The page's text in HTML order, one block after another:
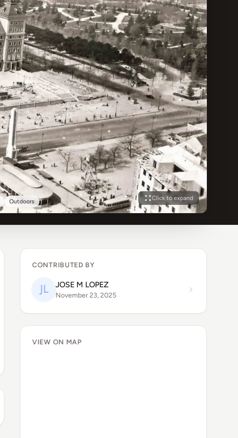
Outdoors Click to expand
CONTRIBUTED BY
JOSE M LOPEZ
November 23, 2025
VIEW ON MAP